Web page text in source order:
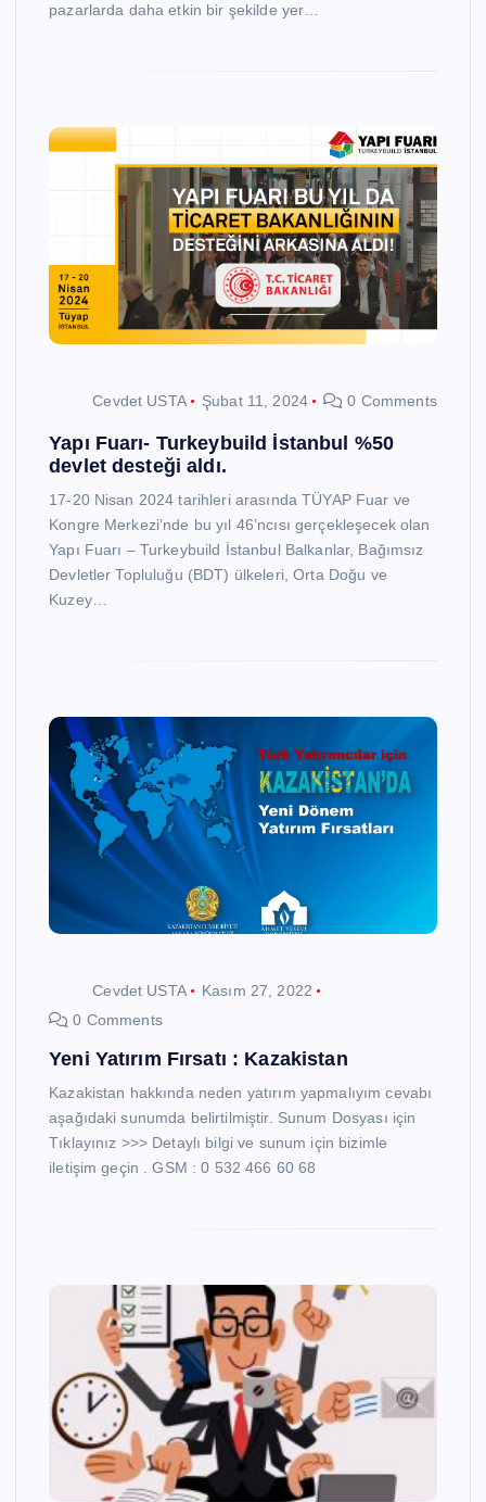
pazarlarda daha etkin bir şekilde yer…
Cevdet USTA Şubat 11, 2024 0 Comments
Yapı Fuarı- Turkeybuild İstanbul %50
devlet desteği aldı.
17-20 Nisan 2024 tarihleri arasında TÜYAP Fuar ve
Kongre Merkezi’nde bu yıl 46’ncısı gerçekleşecek olan
Yapı Fuarı – Turkeybuild İstanbul Balkanlar, Bağımsız
Devletler Topluluğu (BDT) ülkeleri, Orta Doğu ve
Kuzey…
Cevdet USTA
Kasım 27, 2022
0 Comments
Yeni Yatırım Fırsatı : Kazakistan
Kazakistan hakkında neden yatırım yapmalıyım cevabı
aşağıdaki sunumda belirtilmiştir. Sunum Dosyası için
Tıklayınız >>> Detaylı bilgi ve sunum için bizimle
iletişim geçin . GSM : 0 532 466 60 68